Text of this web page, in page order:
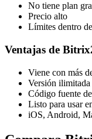
No tiene plan
Precio alto
Límites dentro
Ventajas de
Viene con más
Versión ilimitada
Código fuente
Listo para usar
iOS, Android,